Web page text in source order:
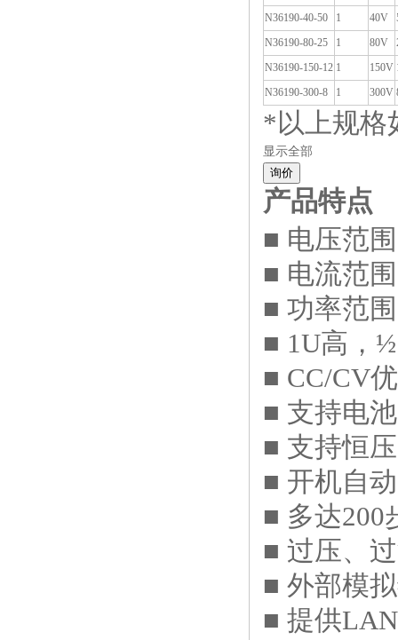
N36190-40-50
1 40V
N36190-80-25
1 80V
N36190-150-12 1 150V
N36190-300-8
1 300V
*以上规格
显示全部
询价
产品特点
■ 电压范
■ 电流范
■ 功率范
■ 1U高，
■ CC/CV
■ 支持电
■ 支持恒
■ 开机自
■ 多达200
■ 过压、
■ 外部模
■ 提供